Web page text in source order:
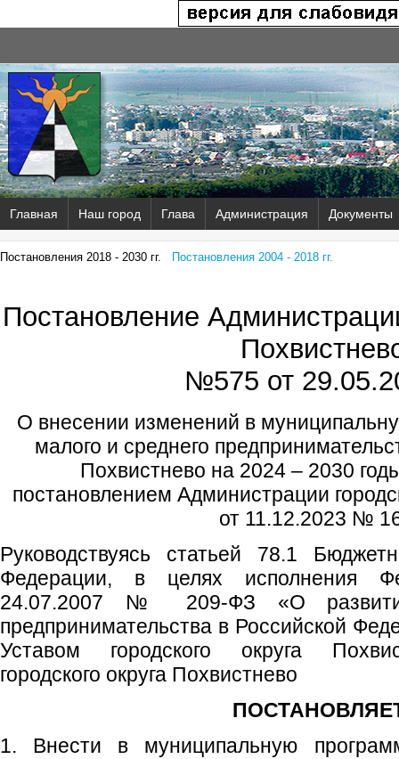
Главная Наш город Глава Администрация Документы
Постановления 2018 - 2030 гг. Постановления 2004 - 2018 гг.
Постановление
№575 от
О внесении изменений в
малого и среднего
Похвистнево на 2024 – 2030
постановлением Администрации
от 11.12.2023 №
Руководствуясь статьей 78.1
Федерации, в целях исполнения
24.07.2007 № 209-ФЗ «О
предпринимательства в Российской
Уставом городского округа
городского округа Похвистнево
1. Внести в муниципальную